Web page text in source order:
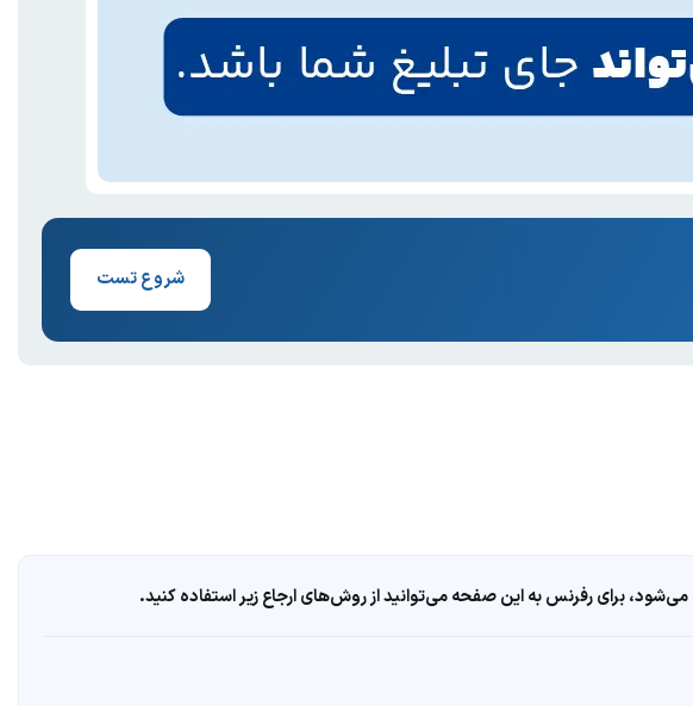
شروع تست
برای رفرنس به این صفحه می‌توانید از روش‌های ارجاع زیر استفاده کنید.